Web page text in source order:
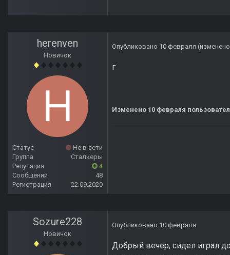
herenven
Новичок
Статус
Не в сети
Группа
Сталкеры
Репутация
4
Сообщений
48
Регистрация
22.09.2020
Опубликовано 10 февраля
г
Изменено 10 февраля
Sozure228
Новичок
Опубликовано 10 февраля
Добрый вечер, сидел играл